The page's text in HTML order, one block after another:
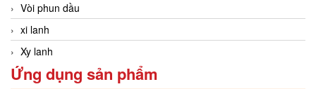
Vòi phun dầu
xi lanh
Xy lanh
Ứng dụng sản phẩm